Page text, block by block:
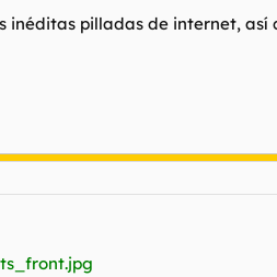
inéditas pilladas de internet,